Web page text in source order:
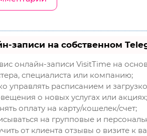
записи на собственном
онлайн-записи VisitTime на
специалиста или компанию;
управлять расписанием и
о новых услугах или акциях;
оплату на карту/кошелек/счет;
на групповые и
от клиента отзывы о визите к